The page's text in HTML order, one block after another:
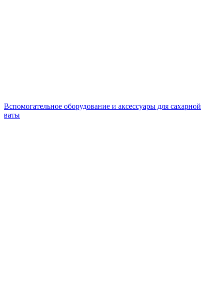
Вспомогательное оборудование и аксессуары для сахарной
ваты